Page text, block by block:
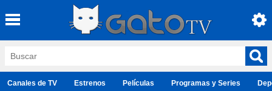
Canales de TV Estrenos Películas Programas y Series